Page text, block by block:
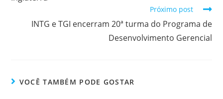
Próximo post
INTG e TGI encerram 20ª turma do Programa de
Desenvolvimento Gerencial
VOCÊ TAMBÉM PODE GOSTAR